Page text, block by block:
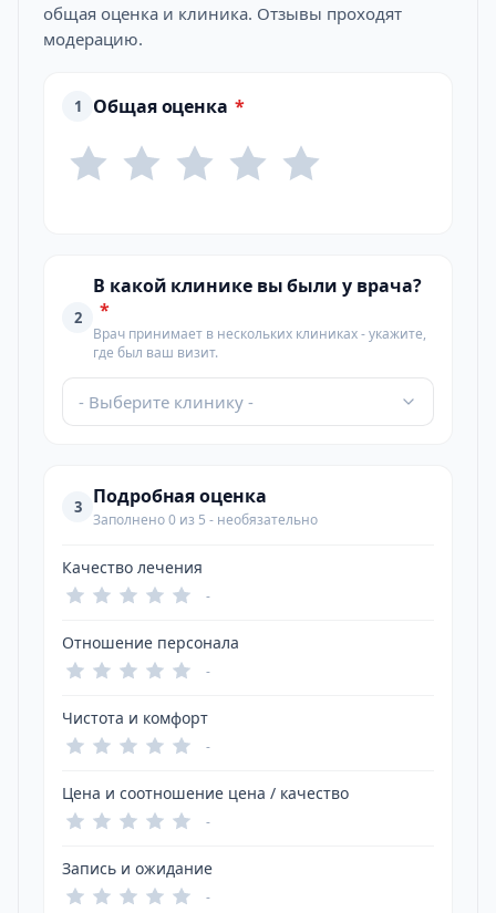
общая оценка и клиника. Отзывы проходят
модерацию.
1 Общая оценка *
2
В какой клинике вы были у врача?
*
Врач принимает в нескольких клиниках - укажите,
где был ваш визит.
- Выберите клинику -
3 Подробная оценка
Заполнено 0 из 5 - необязательно
Качество лечения
-
Отношение персонала
-
Чистота и комфорт
-
Цена и соотношение цена / качество
-
Запись и ожидание
-